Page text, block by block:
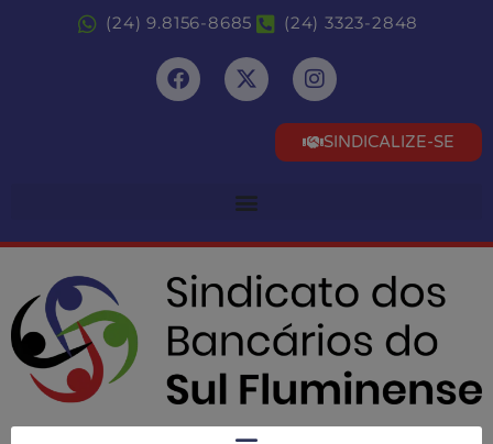
(24) 9.8156-8685 (24) 3323-2848
SINDICALIZE-SE